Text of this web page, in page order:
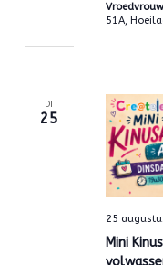
51A,
DI
25
Mini
25